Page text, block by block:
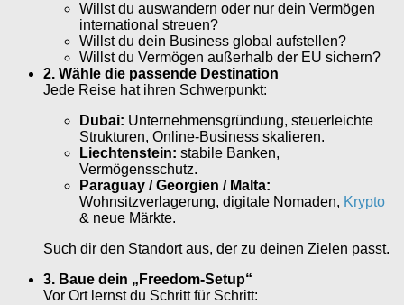
Willst du auswandern oder nur dein Vermögen
international streuen?
Willst du dein Business global aufstellen?
Willst du Vermögen außerhalb der EU sichern?
2. Wähle die passende Destination
Jede Reise hat ihren Schwerpunkt:
Dubai: Unternehmensgründung, steuerleichte
Strukturen, Online-Business skalieren.
Liechtenstein: stabile Banken,
Vermögensschutz.
Paraguay / Georgien / Malta:
Wohnsitzverlagerung, digitale Nomaden, Krypto
& neue Märkte.
Such dir den Standort aus, der zu deinen Zielen passt.
3. Baue dein „Freedom-Setup“
Vor Ort lernst du Schritt für Schritt: